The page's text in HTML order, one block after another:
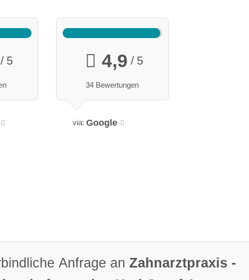
/ 5 4,9 / 5
34 Bewertungen
via: Google
Anfrage anZahnarztpraxis -